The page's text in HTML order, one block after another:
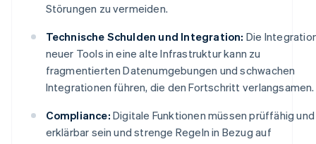
Störungen zu vermeiden.
Technische Schulden und Integration: Die
neuer Tools in eine alte Infrastruktur kann zu
fragmentierten Datenumgebungen und schwachen
Integrationen führen, die den Fortschritt verlangsamen.
Compliance: Digitale Funktionen müssen prüffähig und
erklärbar sein und strenge Regeln in Bezug auf